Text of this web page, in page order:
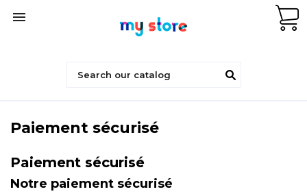

Paiement sécurisé
Paiement sécurisé
Notre paiement sécurisé